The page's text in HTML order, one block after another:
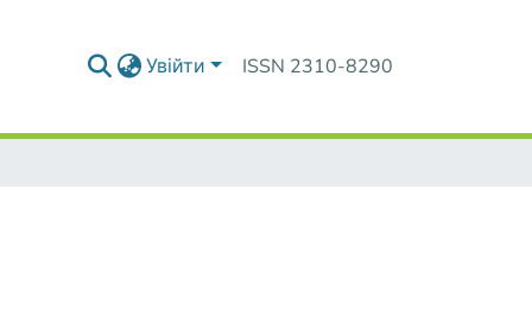
Увійти ISSN 2310-8290